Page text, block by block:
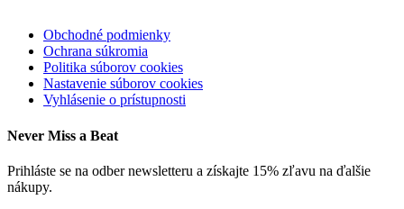
Obchodné podmienky
Ochrana súkromia
Politika súborov cookies
Nastavenie súborov cookies
Vyhlásenie o prístupnosti
Never Miss a Beat
Prihláste se na odber newsletteru a získajte 15% zľavu na ďalšie
nákupy.